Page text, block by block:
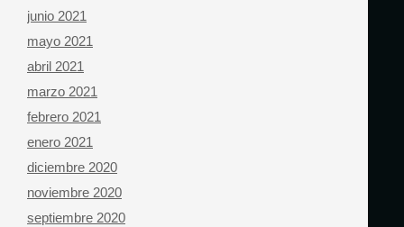
junio 2021
mayo 2021
abril 2021
marzo 2021
febrero 2021
enero 2021
diciembre 2020
noviembre 2020
septiembre 2020